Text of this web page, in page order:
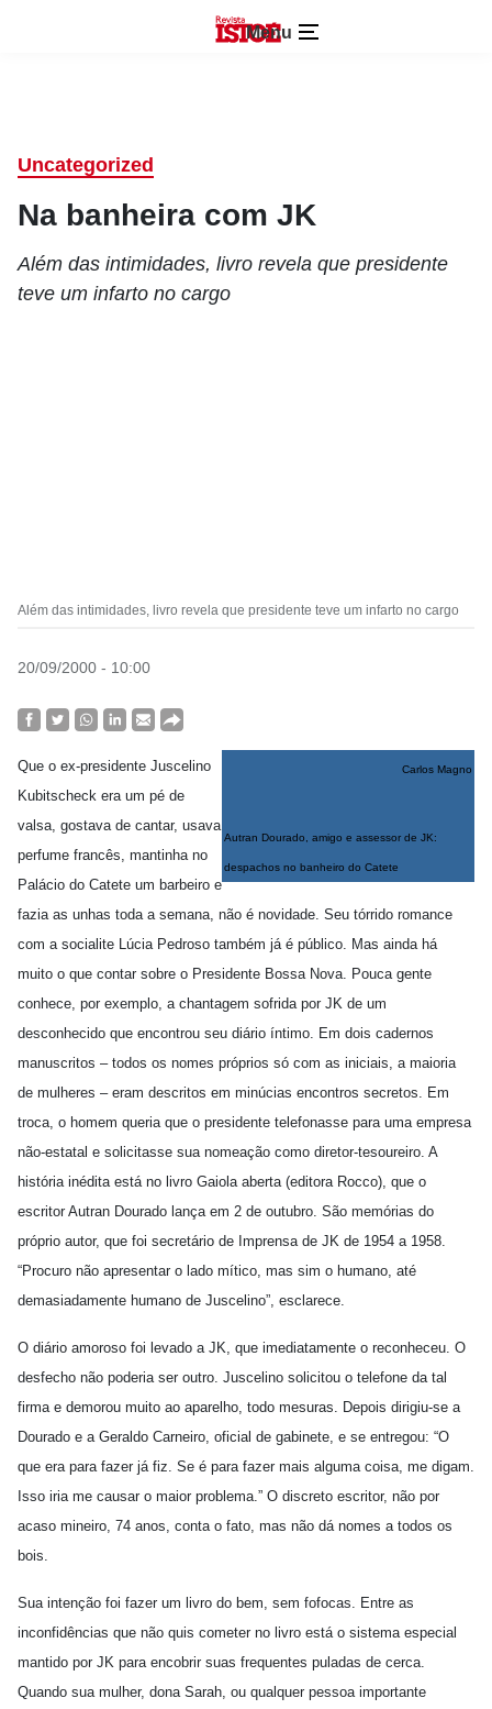
Menu
Uncategorized
Na banheira com JK
Além das intimidades, livro revela que presidente
teve um infarto no cargo
Além das intimidades, livro revela que presidente teve um infarto no cargo
20/09/2000 - 10:00
Carlos Magno
Autran Dourado, amigo e assessor de JK:
despachos no banheiro do Catete
Que o ex-presidente Juscelino
Kubitscheck era um pé de
valsa, gostava de cantar, usava
perfume francês, mantinha no
Palácio do Catete um barbeiro e
fazia as unhas toda a semana, não é novidade. Seu tórrido romance
com a socialite Lúcia Pedroso também já é público. Mas ainda há
muito o que contar sobre o Presidente Bossa Nova. Pouca gente
conhece, por exemplo, a chantagem sofrida por JK de um
desconhecido que encontrou seu diário íntimo. Em dois cadernos
manuscritos – todos os nomes próprios só com as iniciais, a maioria
de mulheres – eram descritos em minúcias encontros secretos. Em
troca, o homem queria que o presidente telefonasse para uma empresa
não-estatal e solicitasse sua nomeação como diretor-tesoureiro. A
história inédita está no livro Gaiola aberta (editora Rocco), que o
escritor Autran Dourado lança em 2 de outubro. São memórias do
próprio autor, que foi secretário de Imprensa de JK de 1954 a 1958.
“Procuro não apresentar o lado mítico, mas sim o humano, até
demasiadamente humano de Juscelino”, esclarece.
O diário amoroso foi levado a JK, que imediatamente o reconheceu. O
desfecho não poderia ser outro. Juscelino solicitou o telefone da tal
firma e demorou muito ao aparelho, todo mesuras. Depois dirigiu-se a
Dourado e a Geraldo Carneiro, oficial de gabinete, e se entregou: “O
que era para fazer já fiz. Se é para fazer mais alguma coisa, me digam.
Isso iria me causar o maior problema.” O discreto escritor, não por
acaso mineiro, 74 anos, conta o fato, mas não dá nomes a todos os
bois.
Sua intenção foi fazer um livro do bem, sem fofocas. Entre as
inconfidências que não quis cometer no livro está o sistema especial
mantido por JK para encobrir suas frequentes puladas de cerca.
Quando sua mulher, dona Sarah, ou qualquer pessoa importante